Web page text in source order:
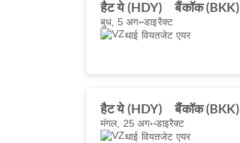
हैट ये (HDY) बैंकॉक (BKK)
बुध, 5 अग॰डाइरैक्ट
थाई वियतजेट एयर
हैट ये (HDY) बैंकॉक (BKK)
मंगल, 25 अग॰ डाइरैक्ट
थाई वियतजेट एयर